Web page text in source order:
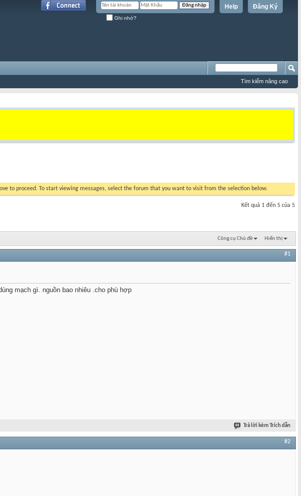
Đăng Ký
Help
Ghi nhớ?
Tìm kiếm nâng cao
to proceed. To start viewing messages, select the forum that you want to visit from the selection below.
Kết quả 1 đến 5 của 5
Công cụ Chủ đề Hiển thị
#1
mạch gì. nguồn bao nhiêu .cho phù hợp
Trả lời kèm Trích dẫn
#2